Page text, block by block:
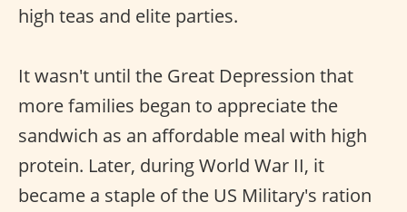
high teas and elite parties.
It wasn't until the Great Depression that
more families began to appreciate the
sandwich as an affordable meal with high
protein. Later, during World War II, it
became a staple of the US Military's ration